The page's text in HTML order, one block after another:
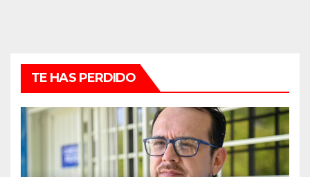
TE HAS PERDIDO